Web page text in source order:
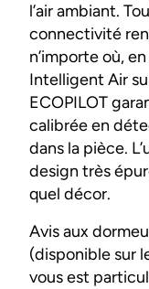
l’air ambiant.
connectivité
n’importe où,
Intelligent Air
ECOPILOT
calibrée en
dans la pièce.
design très
quel décor.
Avis aux
(disponible sur
vous est